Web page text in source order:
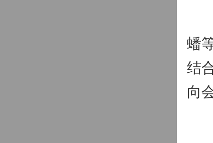
蟠
结
向